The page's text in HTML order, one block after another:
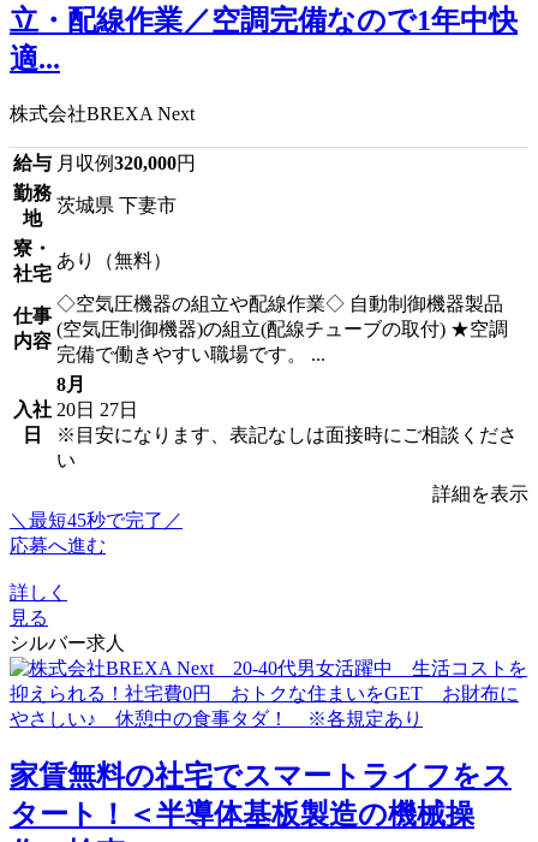
立・配線作業／空調完備なので1年中快
適...
株式会社BREXA Next
給与 月収例320,000円
勤務
地
茨城県 下妻市
寮・
社宅
あり（無料）
仕事
内容
◇空気圧機器の組立や配線作業◇ 自動制御機器製品
(空気圧制御機器)の組立(配線チューブの取付) ★空調
完備で働きやすい職場です。 ...
入社
日
8月
20日 27日
※目安になります、表記なしは面接時にご相談くださ
い
詳細を表示
＼最短45秒で完了／
応募へ進む
詳しく
見る
シルバー求人
家賃無料の社宅でスマートライフをス
タート！＜半導体基板製造の機械操